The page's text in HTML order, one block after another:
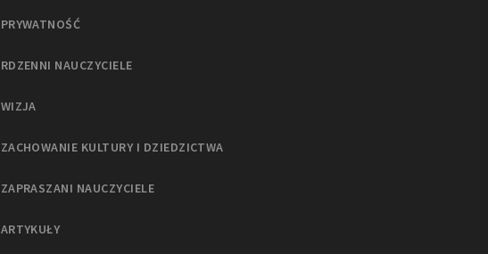
PRYWATNOŚĆ
RDZENNI NAUCZYCIELE
WIZJA
ZACHOWANIE KULTURY I DZIEDZICTWA
ZAPRASZANI NAUCZYCIELE
ARTYKUŁY